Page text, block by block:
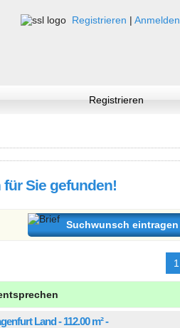
Registrieren | Anmelden
Registrieren
Sie gefunden!
Suchwunsch eintragen
1
Land - 112.00 m² -